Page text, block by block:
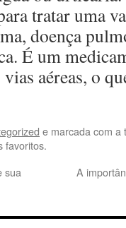
tratar uma
doença
É um
aéreas, o
e marcada com
favoritos.
sua
A